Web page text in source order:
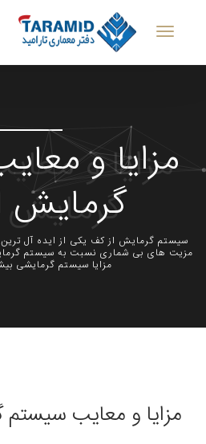
مزایا و
گرمایش
سیستم گرمایش از کف یکی از ایده آل
مزیت های بی شماری نسبت به سیستم
مزایا سیستم گرمایشی
مزایا و معایب